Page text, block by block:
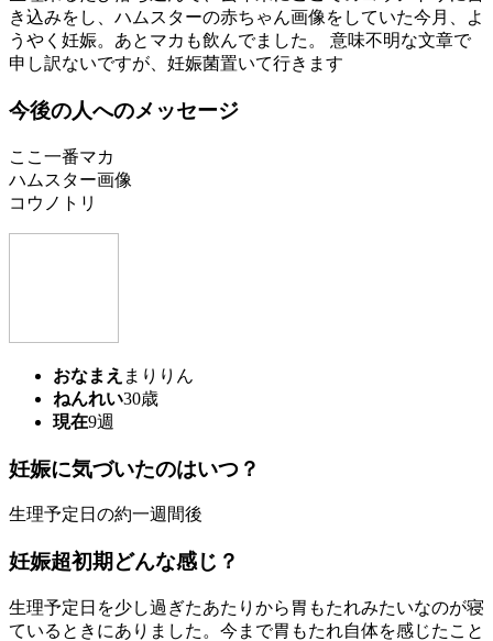
き込みをし、ハムスターの赤ちゃん画像をしていた今月、よ
うやく妊娠。あとマカも飲んでました。 意味不明な文章で
申し訳ないですが、妊娠菌置いて行きます
今後の人へのメッセージ
ここ一番マカ
ハムスター画像
コウノトリ
おなまえ まりりん
ねんれい30歳
現在9週
妊娠に気づいたのはいつ？
生理予定日の約一週間後
妊娠超初期どんな感じ？
生理予定日を少し過ぎたあたりから胃もたれみたいなのが寝
ているときにありました。今まで胃もたれ自体を感じたこと